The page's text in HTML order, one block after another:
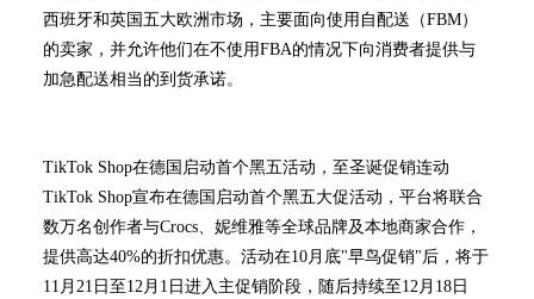
西班牙和英国五大欧洲市场，主要面向使用自配送（FBM）
的卖家，并允许他们在不使用FBA的情况下向消费者提供与
加急配送相当的到货承诺。
TikTok Shop在德国启动首个黑五活动，至圣诞促销连动
TikTok Shop宣布在德国启动首个黑五大促活动，平台将联合
数万名创作者与Crocs、妮维雅等全球品牌及本地商家合作，
提供高达40%的折扣优惠。活动在10月底"早鸟促销"后，将于
11月21日至12月1日进入主促销阶段，随后持续至12月18日